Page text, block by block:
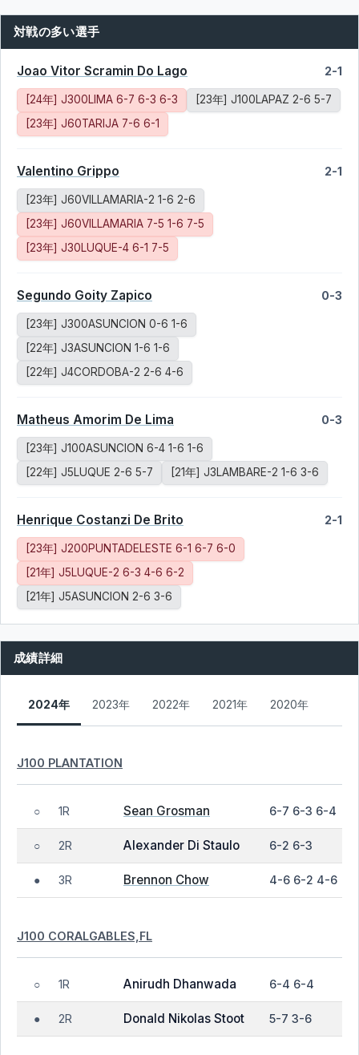
対戦の多い選手
Joao Vitor Scramin Do Lago 2-1
[24年] J300LIMA 6-7 6-3 6-3
[23年] J100LAPAZ 2-6 5-7
[23年] J60TARIJA 7-6 6-1
Valentino Grippo 2-1
[23年] J60VILLAMARIA-2 1-6 2-6
[23年] J60VILLAMARIA 7-5 1-6 7-5
[23年] J30LUQUE-4 6-1 7-5
Segundo Goity Zapico 0-3
[23年] J300ASUNCION 0-6 1-6
[22年] J3ASUNCION 1-6 1-6
[22年] J4CORDOBA-2 2-6 4-6
Matheus Amorim De Lima 0-3
[23年] J100ASUNCION 6-4 1-6 1-6
[22年] J5LUQUE 2-6 5-7
[21年] J3LAMBARE-2 1-6 3-6
Henrique Costanzi De Brito 2-1
[23年] J200PUNTADELESTE 6-1 6-7 6-0
[21年] J5LUQUE-2 6-3 4-6 6-2
[21年] J5ASUNCION 2-6 3-6
成績詳細
2024年 2023年 2022年 2021年 2020年
J100 PLANTATION
○ 1R Sean Grosman 6-7 6-3 6-4
○ 2R Alexander Di Staulo 6-2 6-3
● 3R Brennon Chow 4-6 6-2 4-6
J100 CORALGABLES,FL
○ 1R Anirudh Dhanwada 6-4 6-4
● 2R Donald Nikolas Stoot 5-7 3-6